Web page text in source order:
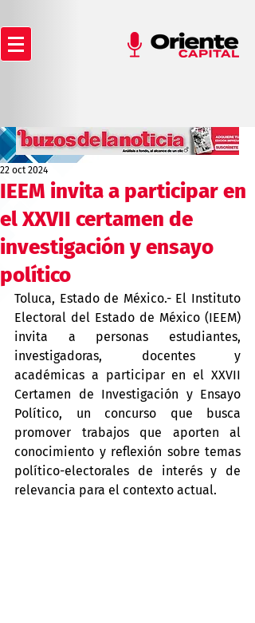
IEEM invita a participar en
el XXVII certamen de
investigación y ensayo
político
22 oct 2024
Toluca, Estado de México.- El Instituto
Electoral del Estado de México (IEEM)
invita a personas estudiantes,
investigadoras, docentes y
académicas a participar en el XXVII
Certamen de Investigación y Ensayo
Político, un concurso que busca
promover trabajos que aporten al
conocimiento y reflexión sobre temas
político-electorales de interés y de
relevancia para el contexto actual.